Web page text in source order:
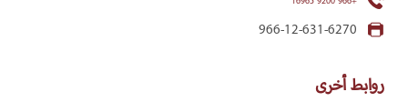
966-12-631-6270
روابط أخرى